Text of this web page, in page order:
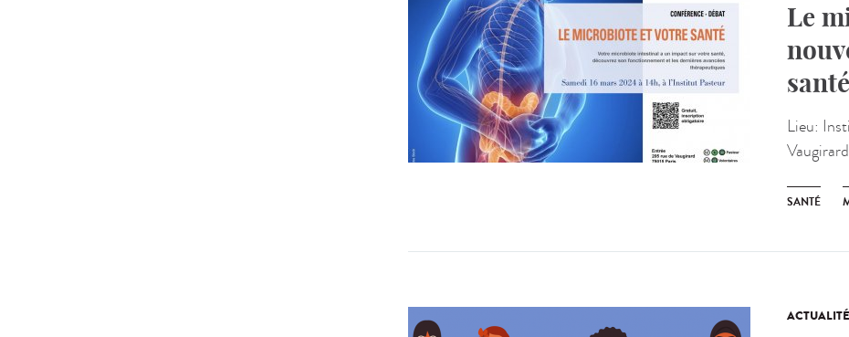
Le
santé
Lieu:
SANTÉ
ACTUALITÉ